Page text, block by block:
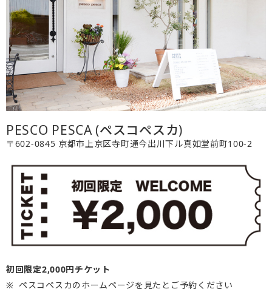
PESCO PESCA (ペスコペスカ)
〒602-0845 京都市上京区寺町通今出川下ル真如堂前町100-2
初回限定2,000円チケット
ペスコペスカのホームページを見たとご予約ください